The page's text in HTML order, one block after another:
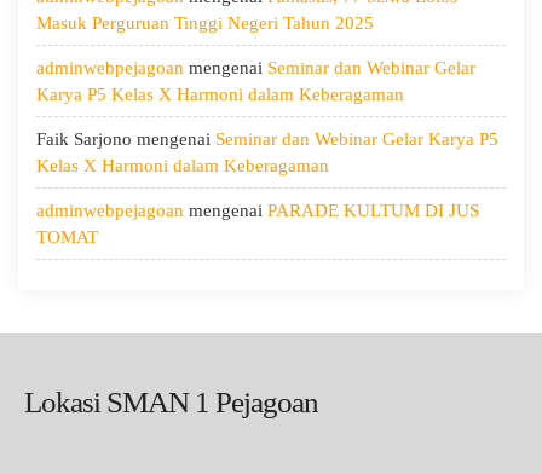
Menumbuhkan
Kepedulian
Masuk Perguruan Tinggi Negeri Tahun 2025
adminwebpejagoan mengenai Seminar dan Webinar Gelar
Karya P5 Kelas X Harmoni dalam Keberagaman
Faik Sarjono mengenai Seminar dan Webinar Gelar Karya P5
Kelas X Harmoni dalam Keberagaman
adminwebpejagoan mengenai PARADE KULTUM DI JUS
TOMAT
Lokasi SMAN 1 Pejagoan